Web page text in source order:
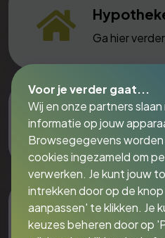
Ga hier
Lenen &
Ga hier
Bedrijfs
Voor je verder gaat...
Wij en onze partners
informatie op jouw
Browsegegevens worden
cookies ingezameld om
verwerken. Je kunt jouw
intrekken door op de
aanpassen' te klikken. Je
keuzes beheren door op